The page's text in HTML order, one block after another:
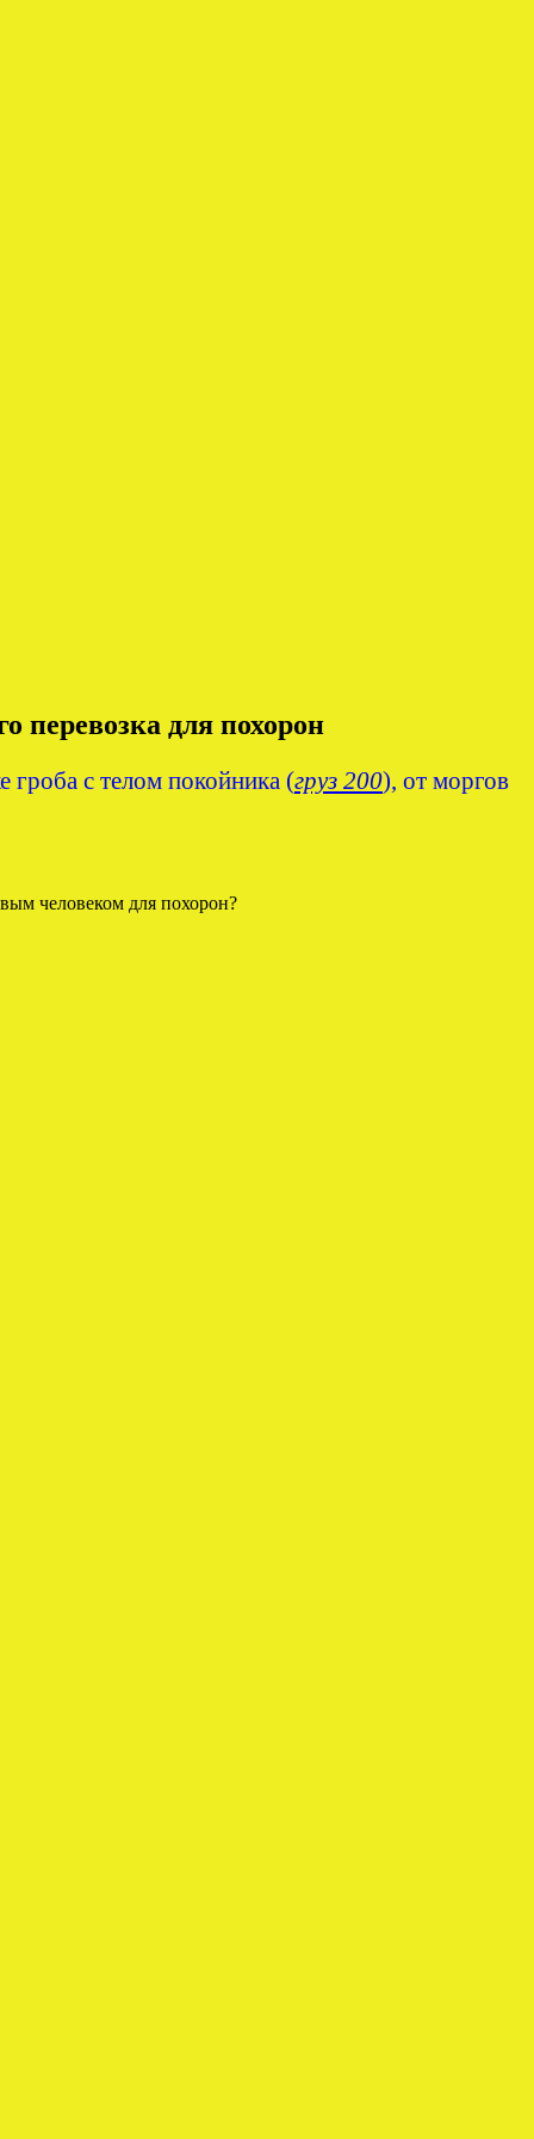
перевозка для похорон
с телом покойника (груз 200), от моргов
человеком для похорон?